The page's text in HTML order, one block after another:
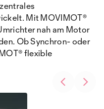
Mit MOVIMOT®
nah am Motor
Ob Synchron- oder
flexible